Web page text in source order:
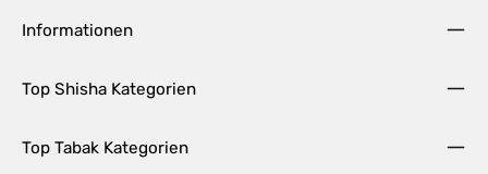
Informationen
Top Shisha Kategorien
Top Tabak Kategorien